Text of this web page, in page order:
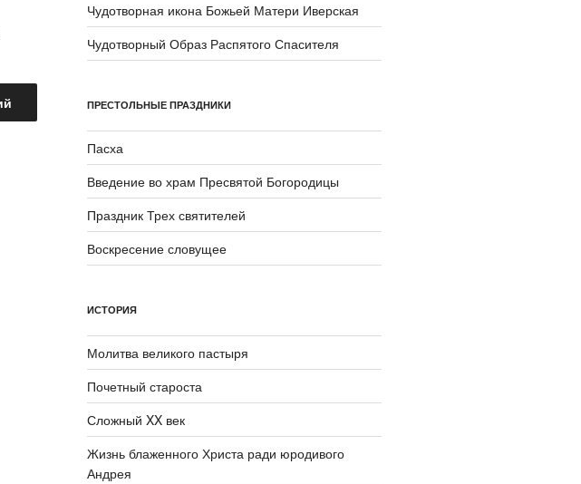
Чудотворная икона Божьей Матери Иверская
Чудотворный Образ Распятого Спасителя
ПРЕСТОЛЬНЫЕ ПРАЗДНИКИ
Пасха
Введение во храм Пресвятой Богородицы
Праздник Трех святителей
Воскресение словущее
ИСТОРИЯ
Молитва великого пастыря
Почетный староста
Сложный XX век
Жизнь блаженного Христа ради юродивого
Андрея